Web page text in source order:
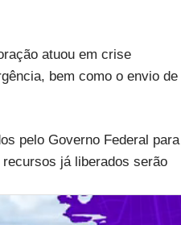
atuou em crise
bem como o envio de
pelo Governo Federal para
já liberados serão